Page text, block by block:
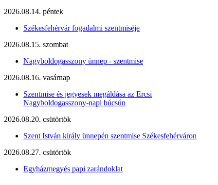
2026.08.14. péntek
Székesfehérvár fogadalmi szentmiséje
2026.08.15. szombat
Nagyboldogasszony ünnep - szentmise
2026.08.16. vasárnap
Szentmise és jegyesek megáldása az Ercsi
Nagyboldogasszony-napi búcsún
2026.08.20. csütörtök
Szent István király ünnepén szentmise Székesfehérváron
2026.08.27. csütörtök
Egyházmegyés papi zarándoklat